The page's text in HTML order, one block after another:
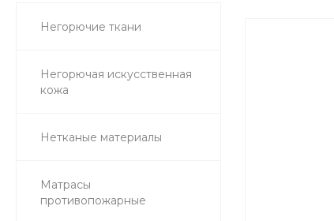
Негорючие ткани
Негорючая искусственная
кожа
Нетканые материалы
Матрасы
противопожарные